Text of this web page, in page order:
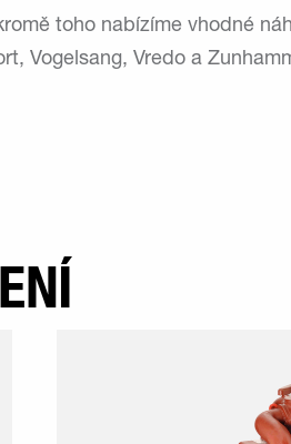
toho nabízíme vhodné
Vogelsang, Vredo a